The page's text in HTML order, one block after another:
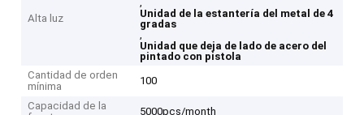
Alta luz
Unidad de la estantería del metal de 4
gradas
,
Unidad que deja de lado de acero del
pintado con pistola
Cantidad de orden
mínima
100
Capacidad de la
5000pcs/month